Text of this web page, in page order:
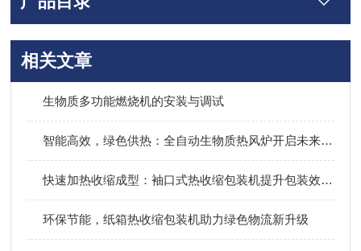
相关文章
生物质多功能燃烧机的安装与调试
智能高效，绿色供热：全自动生物质热风炉开启未来取暖新模式
快速加热收缩成型：袖口式热收缩包装机提升包装效率省时间
环保节能，纸箱热收缩包装机助力绿色物流新升级